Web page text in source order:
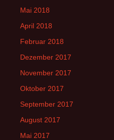
Mai 2018
April 2018
Februar 2018
Dezember 2017
November 2017
Oktober 2017
September 2017
August 2017
Mai 2017